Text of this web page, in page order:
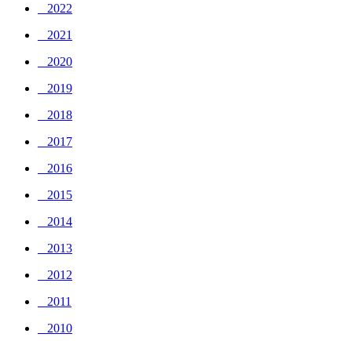
_ 2022
_ 2021
_ 2020
_ 2019
_ 2018
_ 2017
_ 2016
_ 2015
_ 2014
_ 2013
_ 2012
_ 2011
_ 2010